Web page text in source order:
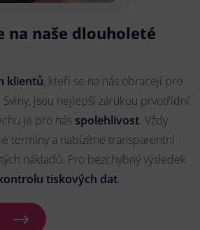
na naše dlouholeté
klientů, kteří se na nás obracejí pro
jsou nejlepší zárukou prvotřídní
je pro nás spolehlivost. Vždy
termíny a nabízíme transparentní
nákladů. Pro bezchybný výsledek
tiskových dat.